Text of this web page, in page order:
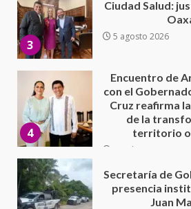
4
con el
Cruz reafirma
de la
5
Secretaría de
presencia
Juan
20 julio 2026
Sanciona
de Juárez
animal tras